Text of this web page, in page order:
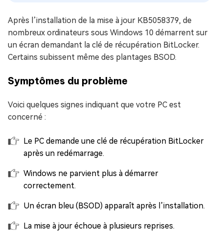
Après l’installation de la mise à jour KB5058379, de
nombreux ordinateurs sous Windows 10 démarrent sur
un écran demandant la clé de récupération BitLocker.
Certains subissent même des plantages BSOD.
Symptômes du problème
Voici quelques signes indiquant que votre PC est
concerné :
Le PC demande une clé de récupération BitLocker
après un redémarrage.
Windows ne parvient plus à démarrer
correctement.
Un écran bleu (BSOD) apparaît après l’installation.
La mise à jour échoue à plusieurs reprises.